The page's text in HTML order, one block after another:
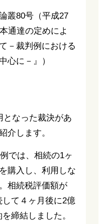
叢80号（平成27
通達の定めによ
－裁判例における
心に－』）
となった裁決があ
介します。
では、相続の1ヶ
購入し、利用しな
相続税評価額が
て４ヶ月後に2億
締結しました。